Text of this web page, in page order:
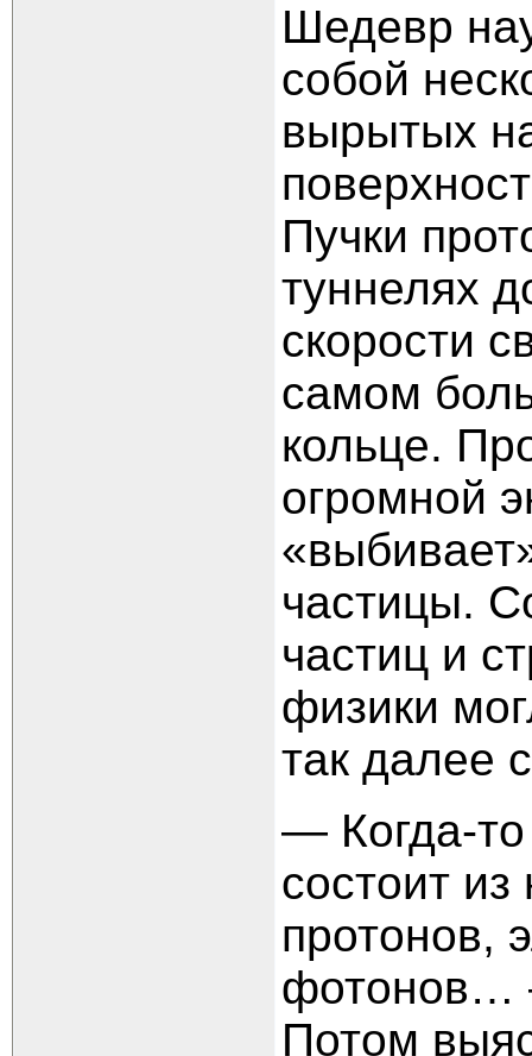
Шедевр
собой
вырытых
Пучки
туннелях
скорости
самом
кольце.
огромной
частицы.
частиц и
физики
так далее
— Когда-то
состоит из
протонов,
фотонов…
Потом